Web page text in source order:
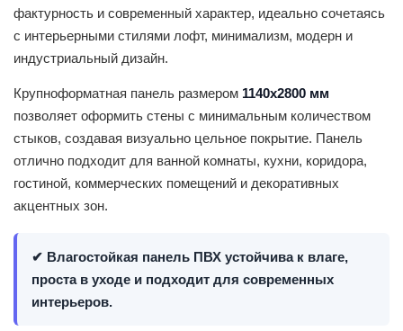
фактурность и современный характер, идеально сочетаясь
с интерьерными стилями лофт, минимализм, модерн и
индустриальный дизайн.
Крупноформатная панель размером 1140х2800 мм
позволяет оформить стены с минимальным количеством
стыков, создавая визуально цельное покрытие. Панель
отлично подходит для ванной комнаты, кухни, коридора,
гостиной, коммерческих помещений и декоративных
акцентных зон.
✔ Влагостойкая панель ПВХ устойчива к влаге,
проста в уходе и подходит для современных
интерьеров.